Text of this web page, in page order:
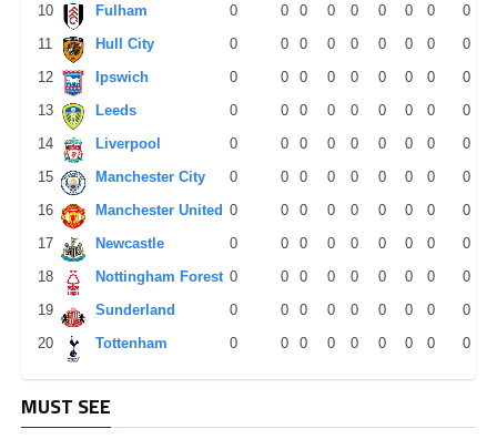
10 Fulham 0 0 0 0 0 0 0 0
0
11
Hull City 0 0 0 0 0 0 0 0
0
12
Ipswich 0 0 0 0 0 0 0 0
0
13
Leeds 0 0 0 0 0 0 0 0
0
14
Liverpool 0 0 0 0 0 0 0 0
0
15
Manchester City 0 0 0 0 0 0 0 0
0
16
Manchester United 0 0 0 0 0 0 0 0
0
17
Newcastle 0 0 0 0 0 0 0 0
0
18
Nottingham Forest 0 0 0 0 0 0 0 0
0
19
Sunderland 0 0 0 0 0 0 0 0
0
20
Tottenham 0 0 0 0 0 0 0 0 0
MUST SEE